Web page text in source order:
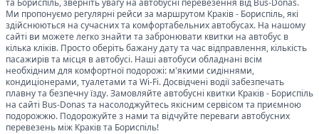
та Бориспіль, зверніть увагу на автобусні перевезення від Bus-Donas.
Ми пропонуємо регулярні рейси за маршрутом Краків- Бориспіль, які
здійснюються на сучасних та комфортабельних автобусах. На нашому
сайті ви можете легко знайти та забронювати квитки на автобус в
кілька кліків. Просто оберіть бажану дату та час відправлення, кількість
пасажирів та місця в автобусі. Наші автобуси обладнані всім
необхідним для комфортної подорожі: м'якими сидіннями,
кондиціонерами, туалетами та Wi-Fi. Досвідчені водії забезпечать
плавну та безпечну їзду. Замовляйте автобусні квитки Краків- Бориспіль
на сайті Bus-Donas та насолоджуйтесь якісним сервісом та приємною
подорожжю. Подорожуйте з нами та відчуйте переваги автобусних
перевезень між Краківта Бориспіль!